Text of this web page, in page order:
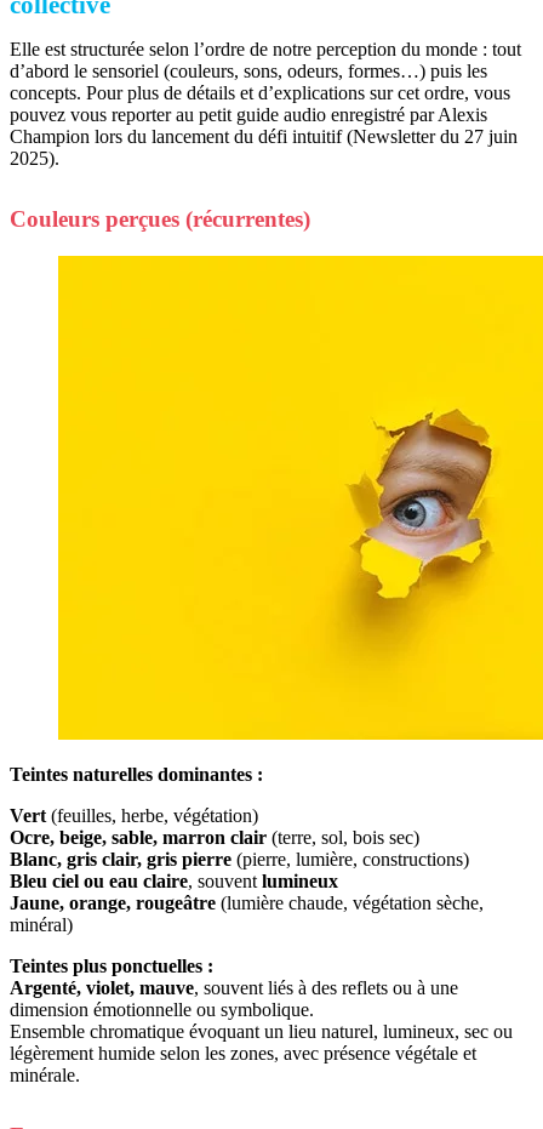
Elle est structurée selon l’ordre de notre perception du monde : tout
d’abord le sensoriel (couleurs, sons, odeurs, formes…) puis les
concepts. Pour plus de détails et d’explications sur cet ordre, vous
pouvez vous reporter au petit guide audio enregistré par Alexis
Champion lors du lancement du défi intuitif (Newsletter du 27 juin
2025).
Couleurs perçues (récurrentes)
Teintes naturelles dominantes :
Vert (feuilles, herbe, végétation)
Ocre, beige, sable, marron clair (terre, sol, bois sec)
Blanc, gris clair, gris pierre (pierre, lumière, constructions)
Bleu ciel ou eau claire, souvent lumineux
Jaune, orange, rougeâtre (lumière chaude, végétation sèche,
minéral)
Teintes plus ponctuelles :
Argenté, violet, mauve, souvent liés à des reflets ou à une
dimension émotionnelle ou symbolique.
Ensemble chromatique évoquant un lieu naturel, lumineux, sec ou
légèrement humide selon les zones, avec présence végétale et
minérale.